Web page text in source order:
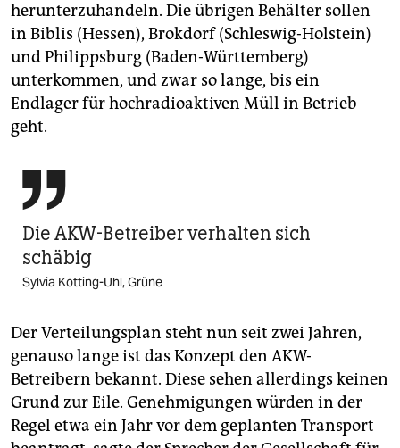
herunterzuhandeln. Die übrigen Behälter sollen
in Biblis (Hessen), Brokdorf (Schleswig-Holstein)
und Philippsburg (Baden-Württemberg)
unterkommen, und zwar so lange, bis ein
Endlager für hochradioaktiven Müll in Betrieb
geht.

Die AKW-Betreiber verhalten sich
schäbig
Sylvia Kotting-Uhl, Grüne
Der Verteilungsplan steht nun seit zwei Jahren,
genauso lange ist das Konzept den AKW-
Betreibern bekannt. Diese sehen allerdings keinen
Grund zur Eile. Genehmigungen würden in der
Regel etwa ein Jahr vor dem geplanten Transport